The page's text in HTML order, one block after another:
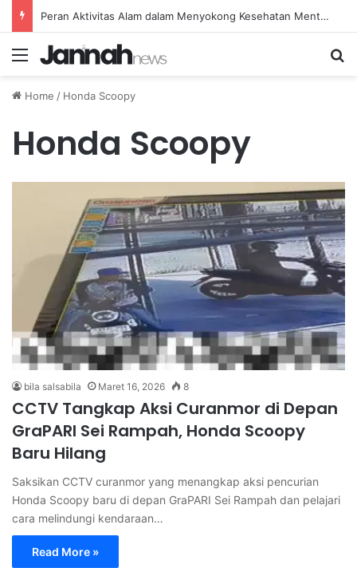
Peran Aktivitas Alam dalam Menyokong Kesehatan Mental dan Menenangkan Pikiran di Masa Sulit
Menu
Home / Honda Scoopy
Honda Scoopy
bila salsabila Maret 16, 2026 8
CCTV Tangkap Aksi Curanmor di Depan
GraPARI Sei Rampah, Honda Scoopy
Baru Hilang
Saksikan CCTV curanmor yang menangkap aksi pencurian
Honda Scoopy baru di depan GraPARI Sei Rampah dan pelajari
cara melindungi kendaraan…
Read More »